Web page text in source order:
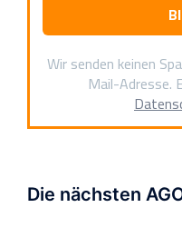
Wir senden keinen
Mail-Adresse.
Die nächsten